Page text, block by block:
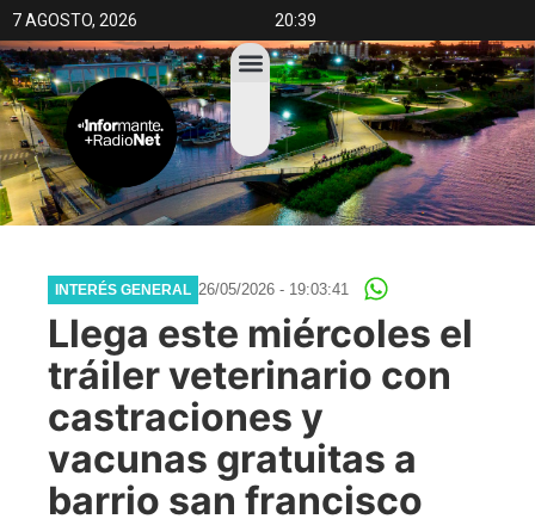
7 AGOSTO, 2026 20:39
INTERÉS GENERAL 26/05/2026 - 19:03:41
Llega este miércoles el
tráiler veterinario con
castraciones y
vacunas gratuitas a
barrio san francisco